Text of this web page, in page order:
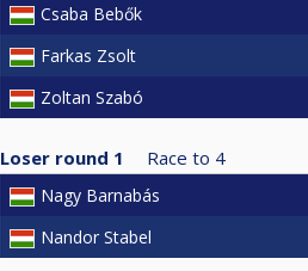
Csaba Bebők
Farkas Zsolt
Zoltan Szabó
Loser round 1 Race to 4
Nagy Barnabás
Nandor Stabel